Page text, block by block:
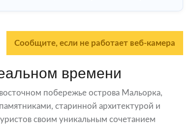
Сообщите, если не работает веб-камера
времени
побережье острова Мальорка,
старинной архитектурой и
своим уникальным сочетанием